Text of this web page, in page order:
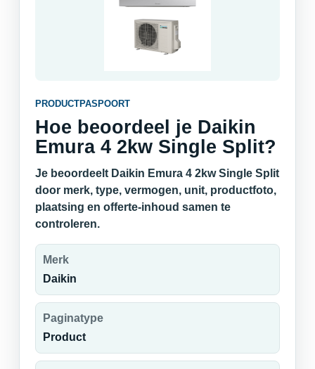
PRODUCTPASPOORT
Hoe beoordeel je Daikin
Emura 4 2kw Single Split?
Je beoordeelt Daikin Emura 4 2kw Single Split
door merk, type, vermogen, unit, productfoto,
plaatsing en offerte-inhoud samen te
controleren.
Merk
Daikin
Paginatype
Product